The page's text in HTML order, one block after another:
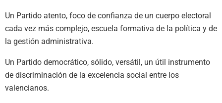
Un Partido atento, foco de confianza de un cuerpo electoral
cada vez más complejo, escuela formativa de la política y de
la gestión administrativa.
Un Partido democrático, sólido, versátil, un útil instrumento
de discriminación de la excelencia social entre los
valencianos.